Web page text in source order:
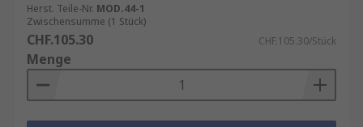
Herst. Teile-Nr. MOD.44-1
Zwischensumme (1 Stück)
CHF.105.30 CHF.105.30/Stück
Menge